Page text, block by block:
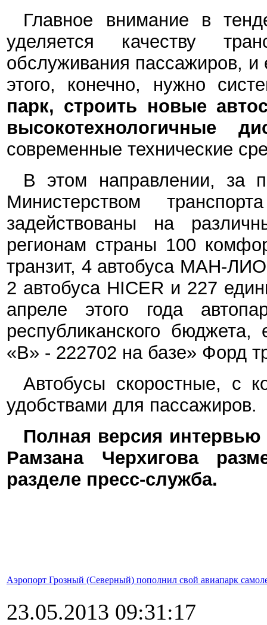
Главное внимание в
уделяется качеству
обслуживания пассажиров, и
этого, конечно, нужно
парк, строить новые
высокотехнологичные
современные технические
В этом направлении, за
Министерством
задействованы на
регионам страны 100
транзит, 4 автобуса МАН-
2 автобуса НICER и 227
апреле этого года
республиканского
«В» - 222702 на базе» Форд
Автобусы скоростные, с
удобствами для пассажиров.
Полная версия
Рамзана Черхигова
разделе пресс-служба.
Аэропорт Грозный (Северный) пополнил свой авиапарк
23.05.2013 09:31:17